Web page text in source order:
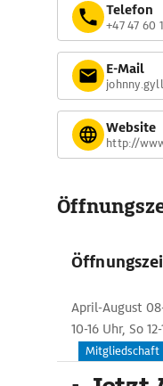
Telefon
+47 47 60
E-Mail
Website
http://
April-August
10-16 Uhr, So
Mitgliedschaft